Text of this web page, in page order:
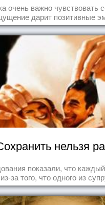
очень важно чувствовать
дарит позитивные
день в маленький
нельзя
показали, что
за того, что одного из
роль, которая выпала ему